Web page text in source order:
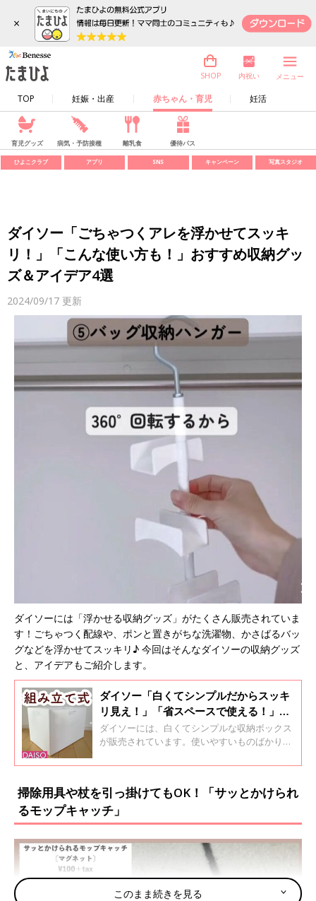
×
TOP 妊娠・出産 赤ちゃん・育児 妊活
SHOP 内祝い メニュー
育児グッズ 病気・予防接種 離乳食 優待パス
ひよこクラブ アプリ SNS キャンペーン 写真スタジオ
ダイソー「ごちゃつくアレを浮かせてスッキ
リ！」「こんな使い方も！」おすすめ収納グッ
ズ＆アイデア4選
2024/09/17 更新
ダイソーには「浮かせる収納グッズ」がたくさん販売されていま
す！ごちゃつく配線や、ポンと置きがちな洗濯物、かさばるバッ
グなどを浮かせてスッキリ♪ 今回はそんなダイソーの収納グッズ
と、アイデアもご紹介します。
ダイソー「白くてシンプルだからスッキ
リ見え！」「省スペースで使える！」ホ
ワイトボックス収納4選
ダイソーには、白くてシンプルな収納ボックス
が販売されています。使いやすいものばかり
今回はそんなダイソーの「白い収納ボックス」
すめです！
掃除用具や杖を引っ掛けてもOK！「サッとかけられ
るモップキャッチ」
このまま続きを見る